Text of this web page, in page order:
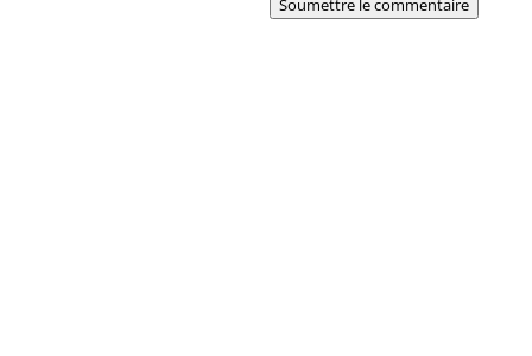
Soumettre le commentaire